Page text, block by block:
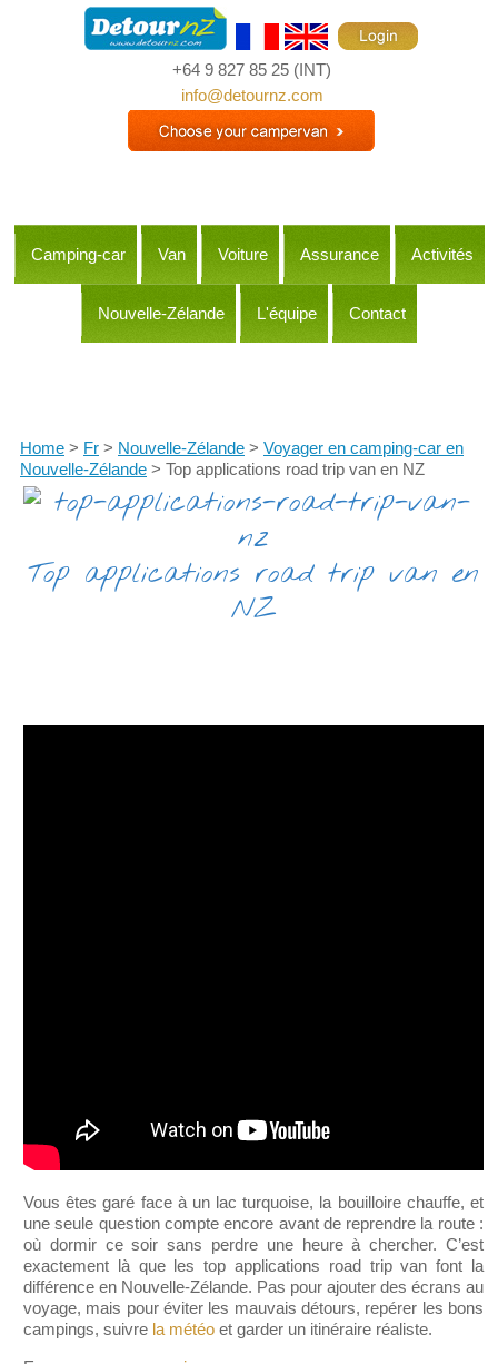
+64 9 827 85 25 (INT)
info@detournz.com
Camping-car Van Voiture Assurance Activités
Nouvelle-Zélande L'équipe Contact
Home > Fr > Nouvelle-Zélande > Voyager en camping-car en
Nouvelle-Zélande > Top applications road trip van en NZ
Top applications road trip van en
NZ
Vous êtes garé face à un lac turquoise, la bouilloire chauffe, et
une seule question compte encore avant de reprendre la route :
où dormir ce soir sans perdre une heure à chercher. C’est
exactement là que les top applications road trip van font la
différence en Nouvelle-Zélande. Pas pour ajouter des écrans au
voyage, mais pour éviter les mauvais détours, repérer les bons
campings, suivre la météo et garder un itinéraire réaliste.